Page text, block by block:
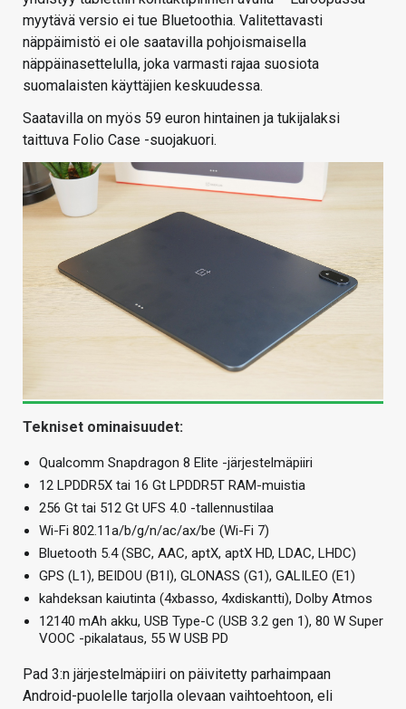
myytävä versio ei tue Bluetoothia. Valitettavasti
näppäimistö ei ole saatavilla pohjoismaisella
näppäinasettelulla, joka varmasti rajaa suosiota
suomalaisten käyttäjien keskuudessa.
Saatavilla on myös 59 euron hintainen ja tukijalaksi
taittuva Folio Case -suojakuori.
Tekniset ominaisuudet:
Qualcomm Snapdragon 8 Elite -järjestelmäpiiri
12 LPDDR5X tai 16 Gt LPDDR5T RAM-muistia
256 Gt tai 512 Gt UFS 4.0 -tallennustilaa
Wi-Fi 802.11a/b/g/n/ac/ax/be (Wi-Fi 7)
Bluetooth 5.4 (SBC, AAC, aptX, aptX HD, LDAC, LHDC)
GPS (L1), BEIDOU (B1I), GLONASS (G1), GALILEO (E1)
kahdeksan kaiutinta (4xbasso, 4xdiskantti), Dolby Atmos
12140 mAh akku, USB Type-C (USB 3.2 gen 1), 80 W Super
VOOC -pikalataus, 55 W USB PD
Pad 3:n järjestelmäpiiri on päivitetty parhaimpaan
Android-puolelle tarjolla olevaan vaihtoehtoon, eli